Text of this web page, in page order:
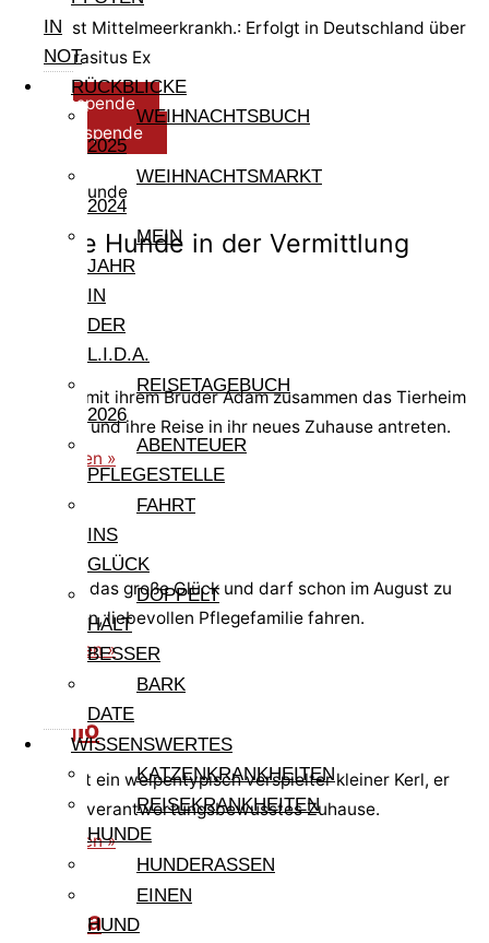
IN
NOT
RÜCKBLICKE
WEIHNACHTSBUCH
2025
WEIHNACHTSMARKT
2024
MEIN
JAHR
IN
DER
L.I.D.A.
REISETAGEBUCH
2026
ABENTEUER
PFLEGESTELLE
FAHRT
INS
GLÜCK
DOPPELT
HÄLT
BESSER
BARK
DATE
WISSENSWERTES
KATZENKRANKHEITEN
REISEKRANKHEITEN
HUNDE
HUNDERASSEN
EINEN
HUND
Test Mittelmeerkrankh.: Erfolgt in Deutschland über
Parasitus Ex
Reisespende
Pflegespende
Weitere Hunde
Andere Hunde in der Vermittlung
Eva kann mit ihrem Bruder Adam zusammen das Tierheim
verlassen und ihre Reise in ihr neues Zuhause antreten.
weiterlesen »
Adam hat das große Glück und darf schon im August zu
einer tollen, liebevollen Pflegefamilie fahren.
weiterlesen »
Giorgio
Giorgio ist ein welpentypisch verspielter kleiner Kerl, er
sucht ein verantwortungsbewusstes Zuhause.
weiterlesen »
Gigliola